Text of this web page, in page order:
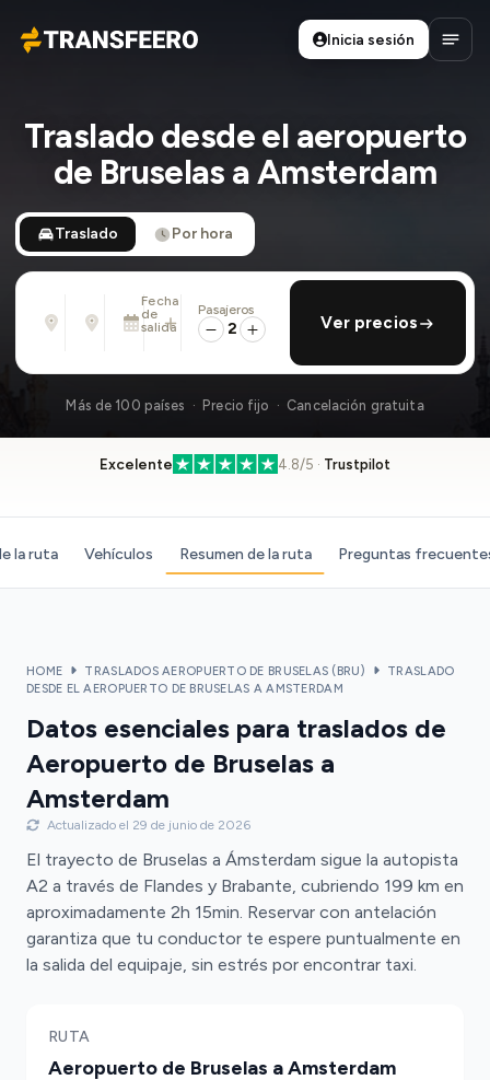
Transfeero
Inicia sesión
Abrir
Traslado desde el aeropuerto
de Bruselas a Amsterdam
Traslado Por hora
Desde
Dirección, aeropuerto, hotel, ...
Hasta
Dirección, aeropuerto, hotel, ...
Fecha
de
salida
Lun., 10 Ago. · 13:45
añadir regreso
Pasajeros
2 Ver precios
Más de 100 países · Precio fijo · Cancelación gratuita
Excelente 4.8/5 · Trustpilot
la ruta Vehículos Resumen de la ruta Preguntas
HOME TRASLADOS AEROPUERTO DE BRUSELAS (BRU)
TRASLADO
DESDE EL AEROPUERTO DE BRUSELAS A AMSTERDAM
Datos esenciales para traslados de
Aeropuerto de Bruselas a
Amsterdam
Actualizado el 29 de junio de 2026
El trayecto de Bruselas a Ámsterdam sigue la autopista
A2 a través de Flandes y Brabante, cubriendo 199 km en
aproximadamente 2h 15min. Reservar con antelación
garantiza que tu conductor te espere puntualmente en
la salida del equipaje, sin estrés por encontrar taxi.
RUTA
Aeropuerto de Bruselas a Amsterdam